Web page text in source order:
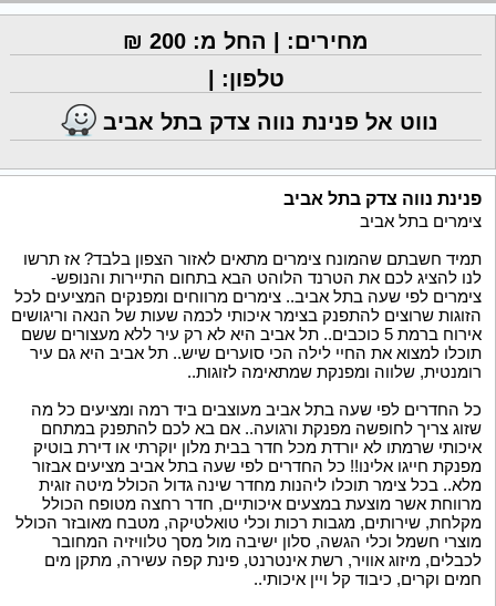
מחירים: | החל מ: 200 ₪
טלפון: |
נווט אל פנינת נווה צדק בתל אביב
פנינת נווה צדק בתל אביב
צימרים בתל אביב
תמיד חשבתם שהמונח צימרים מתאים לאזור הצפון בלבד? אז תרשו
לנו להציג לכם את הטרנד הלוהט הבא בתחום התיירות והנופש-
צימרים לפי שעה בתל אביב.. צימרים מרווחים ומפנקים המציעים לכל
הזוגות שרוצים להתפנק בצימר איכותי לכמה שעות של הנאה וריגושים
אירוח ברמת 5 כוכבים.. תל אביב היא לא רק עיר ללא מעצורים ששם
תוכלו למצוא את החיי לילה הכי סוערים שיש.. תל אביב היא גם עיר
רומנטית, שלווה ומפנקת שמתאימה לזוגות..
כל החדרים לפי שעה בתל אביב מעוצבים ביד רמה ומציעים כל מה
שזוג צריך לחופשה מפנקת ורגועה.. אם בא לכם להתפנק במתחם
איכותי שרמתו לא יורדת מכל חדר בבית מלון יוקרתי או דירת בוטיק
מפנקת חייגו אלינו!! כל החדרים לפי שעה בתל אביב מציעים אבזור
מלא.. בכל צימר תוכלו ליהנות מחדר שינה גדול הכולל מיטה זוגית
מרווחת אשר מוצעת במצעים איכותיים, חדר רחצה מטופח הכולל
מקלחת, שירותים, מגבות רכות וכלי טואלטיקה, מטבח מאובזר הכולל
מוצרי חשמל וכלי הגשה, סלון ישיבה מול מסך טלוויזיה המחובר
לכבלים, מיזוג אוויר, רשת אינטרנט, פינת קפה עשירה, מתקן מים
חמים וקרים, כיבוד קל ויין איכותי..